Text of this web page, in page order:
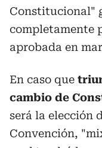
Constitucional"
completamente
aprobada en
En caso que
cambio de
será la elección
Convención,